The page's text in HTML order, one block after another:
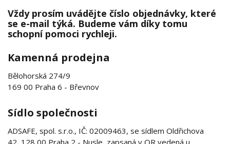
Vždy prosím uvádějte číslo objednávky, které
se e-mail týká. Budeme vám díky tomu
schopní pomoci rychleji.
Kamenná prodejna
Bělohorská 274/9
169 00 Praha 6 - Břevnov
Sídlo společnosti
ADSAFE, spol. s.r.o., IČ: 02009463, se sídlem Oldřichova
42, 128 00 Praha 2 - Nusle, zapsaná v OR vedená u